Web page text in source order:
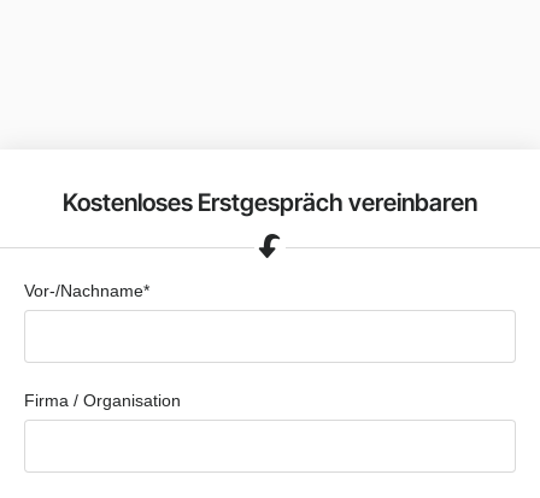
Kostenloses Erstgespräch vereinbaren
Vor-/Nachname*
Firma / Organisation